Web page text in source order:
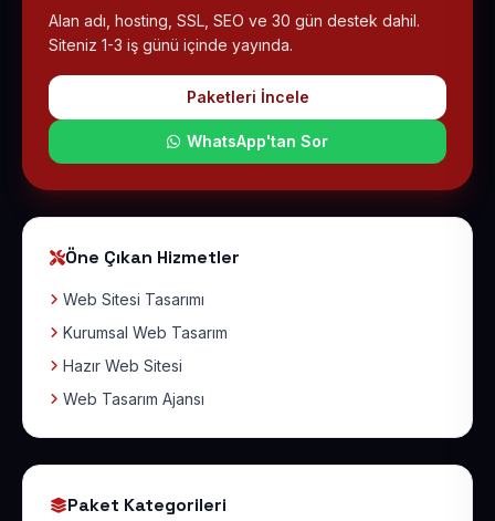
Alan adı, hosting, SSL, SEO ve 30 gün destek dahil.
Siteniz 1-3 iş günü içinde yayında.
Paketleri İncele
WhatsApp'tan Sor
Öne Çıkan Hizmetler
Web Sitesi Tasarımı
Kurumsal Web Tasarım
Hazır Web Sitesi
Web Tasarım Ajansı
Paket Kategorileri